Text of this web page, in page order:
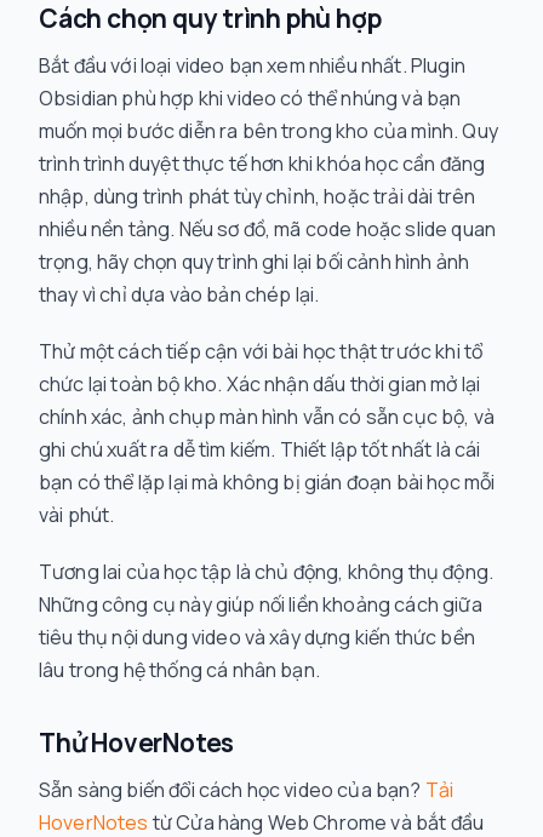
Cách chọn quy trình phù hợp
Bắt đầu với loại video bạn xem nhiều nhất. Plugin
Obsidian phù hợp khi video có thể nhúng và bạn
muốn mọi bước diễn ra bên trong kho của mình. Quy
trình trình duyệt thực tế hơn khi khóa học cần đăng
nhập, dùng trình phát tùy chỉnh, hoặc trải dài trên
nhiều nền tảng. Nếu sơ đồ, mã code hoặc slide quan
trọng, hãy chọn quy trình ghi lại bối cảnh hình ảnh
thay vì chỉ dựa vào bản chép lại.
Thử một cách tiếp cận với bài học thật trước khi tổ
chức lại toàn bộ kho. Xác nhận dấu thời gian mở lại
chính xác, ảnh chụp màn hình vẫn có sẵn cục bộ, và
ghi chú xuất ra dễ tìm kiếm. Thiết lập tốt nhất là cái
bạn có thể lặp lại mà không bị gián đoạn bài học mỗi
vài phút.
Tương lai của học tập là chủ động, không thụ động.
Những công cụ này giúp nối liền khoảng cách giữa
tiêu thụ nội dung video và xây dựng kiến thức bền
lâu trong hệ thống cá nhân bạn.
Thử HoverNotes
Sẵn sàng biến đổi cách học video của bạn? Tải
HoverNotes từ Cửa hàng Web Chrome và bắt đầu